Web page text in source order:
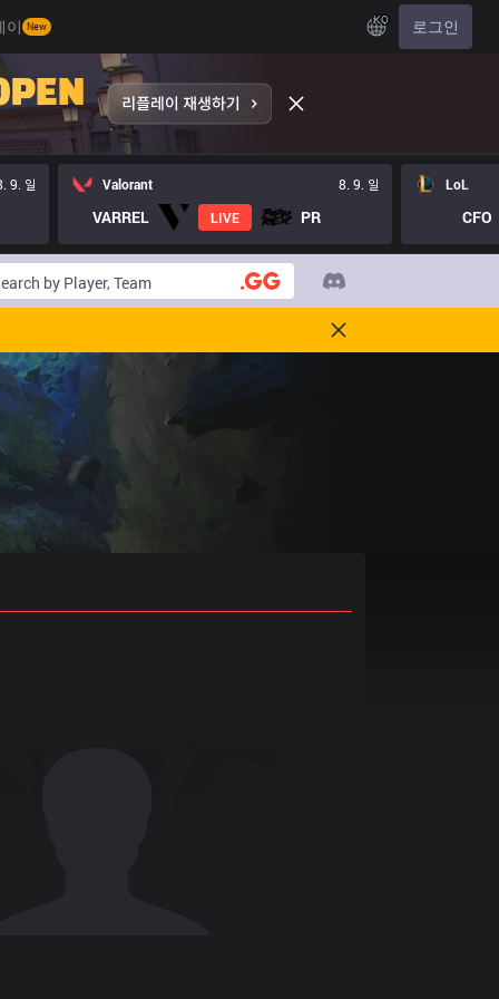
이 New KO 로그인
9. 일 Valorant 8. 9. 일
VARREL LIVE PR
LoL
CFO